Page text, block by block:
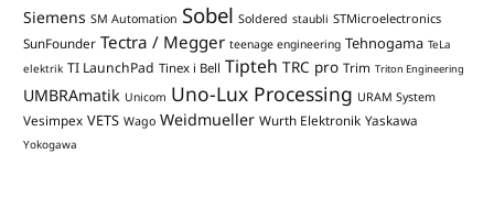
Siemens SM Automation Sobel Soldered staubli STMicroelectronics
SunFounder Tectra / Megger teenage engineering Tehnogama TeLa
elektrik TI LaunchPad Tinex i Bell Tipteh TRC pro Trim Triton Engineering
UMBRAmatik Unicom Uno-Lux Processing URAM System
Vesimpex VETS Wago Weidmueller Wurth Elektronik Yaskawa
Yokogawa